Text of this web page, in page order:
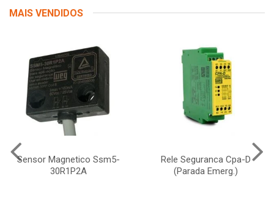
MAIS VENDIDOS
Sensor Magnetico Ssm5-
30R1P2A
Rele Seguranca Cpa-D
(Parada Emerg.)